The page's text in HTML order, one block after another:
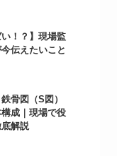
い！？】現場監
伝えたいこと
骨図（S図）
成｜現場で役
解説